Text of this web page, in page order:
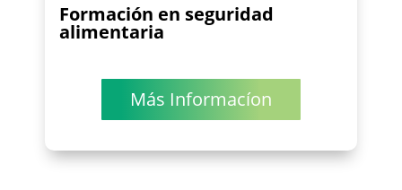
Formación en seguridad
alimentaria
Más Informacíon